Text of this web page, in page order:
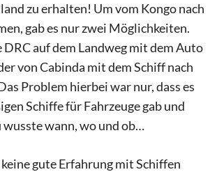
zu erhalten! Um vom Kongo nach
gab es nur zwei Möglichkeiten.
auf dem Landweg mit dem Auto
von Cabinda mit dem Schiff nach
Problem hierbei war nur, dass es
Schiffe für Fahrzeuge gab und
wusste wann, wo und ob…
gute Erfahrung mit Schiffen